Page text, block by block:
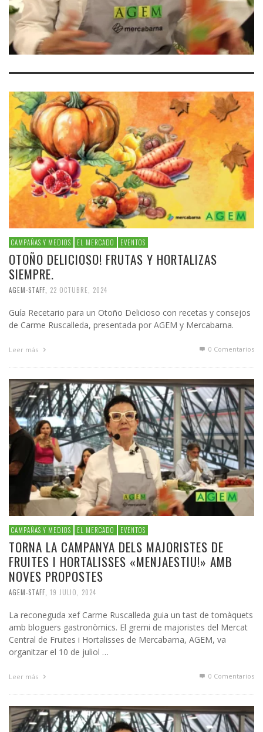
CAMPAÑAS Y MEDIOS EL MERCADO EVENTOS
OTOÑO DELICIOSO! FRUTAS Y HORTALIZAS
SIEMPRE.
AGEM-STAFF 22 OCTUBRE, 2024
Guía Recetario para un Otoño Delicioso con recetas y consejos
de Carme Ruscalleda, presentada por AGEM y Mercabarna.
Leer más 0 Comentarios
CAMPAÑAS Y MEDIOS EL MERCADO EVENTOS
TORNA LA CAMPANYA DELS MAJORISTES DE
FRUITES I HORTALISSES «MENJAESTIU!» AMB
NOVES PROPOSTES
AGEM-STAFF 19 JULIO, 2024
La reconeguda xef Carme Ruscalleda guia un tast de tomàquets
amb bloguers gastronòmics. El gremi de majoristes del Mercat
Central de Fruites i Hortalisses de Mercabarna, AGEM, va
organitzar el 10 de juliol …
Leer más 0 Comentarios